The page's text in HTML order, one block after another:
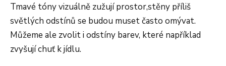
Tmavé tóny vizuálně zužují prostor,stěny příliš
světlých odstínů se budou muset často omývat.
Můžeme ale zvolit i odstíny barev, které například
zvyšují chuť k jídlu.